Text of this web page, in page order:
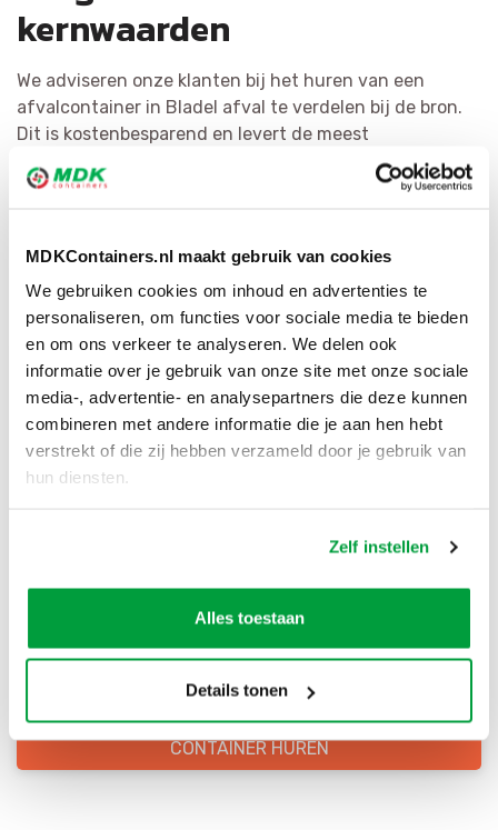
MDKContainers.nl maakt gebruik van cookies
We gebruiken cookies om inhoud en advertenties te
personaliseren, om functies voor sociale media te bieden
en om ons verkeer te analyseren. We delen ook
informatie over je gebruik van onze site met onze sociale
media-, advertentie- en analysepartners die deze kunnen
combineren met andere informatie die je aan hen hebt
verstrekt of die zij hebben verzameld door je gebruik van
hun diensten.
Zelf instellen
Alles toestaan
Details tonen
kernwaarden
We adviseren onze klanten bij het huren van een
afvalcontainer in Bladel afval te verdelen bij de bron.
Dit is kostenbesparend en levert de meest
hoogwaardige grondstoffen op. Het recyclen van afval
staat bij MDK Containers voorop. We scheiden afval zo
netwerk hebben wij voor iedere afvalsoort de
geschikte bestemming.
Bestel direct je container
Scherpe prijzen
Snelle levering
Goede kwaliteit
Snelle klantenservice
CONTAINER HUREN